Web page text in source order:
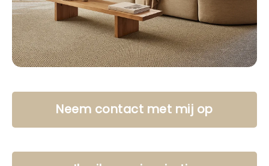
Neem contact met mij op